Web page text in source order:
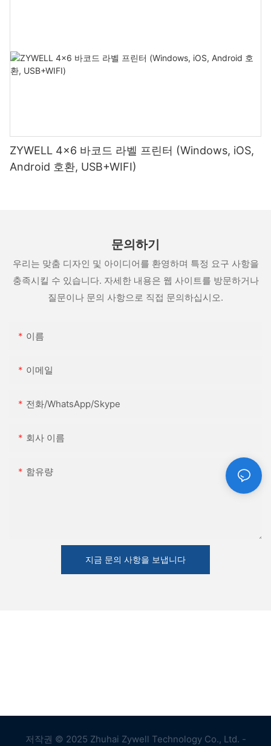
ZYWELL 4x6 바코드 라벨 프린터 (Windows, iOS,
Android 호환, USB+WIFI)
문의하기
우리는 맞춤 디자인 및 아이디어를 환영하며 특정 요구 사항을
충족시킬 수 있습니다. 자세한 내용은 웹 사이트를 방문하거나
질문이나 문의 사항으로 직접 문의하십시오.
이름
이메일
전화/WhatsApp/Skype
회사 이름
함유량
지금 문의 사항을 보냅니다
저작권 © 2025 Zhuhai Zywell Technology Co., Ltd. -